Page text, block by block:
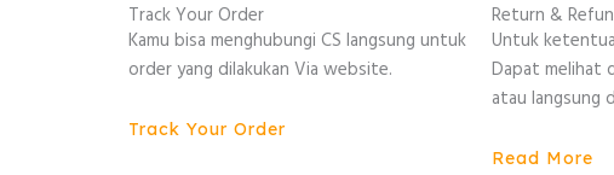
Track Your Order
Kamu bisa menghubungi CS langsung untuk
order yang dilakukan Via website.
Track Your Order
Return &
Untuk
Dapat melihat
atau langsung
Read More